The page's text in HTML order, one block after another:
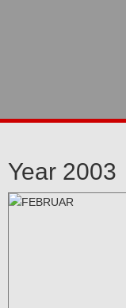
Year 2003